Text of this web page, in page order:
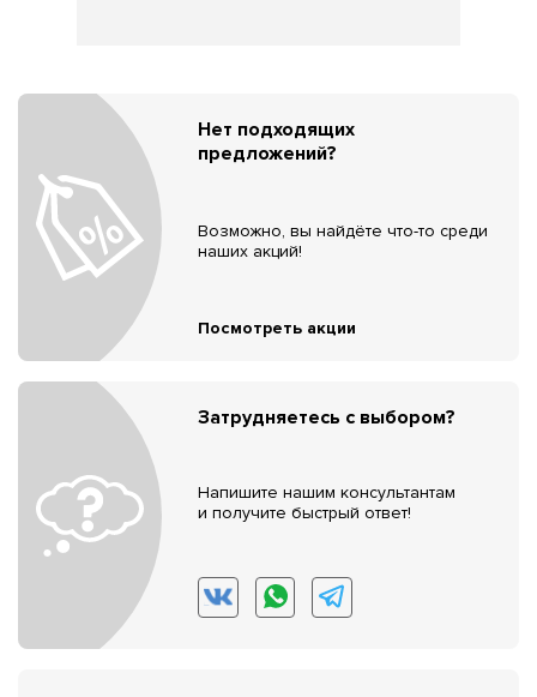
Нет подходящих
предложений?
Возможно, вы найдёте что-то среди
наших акций!
Посмотреть акции
Затрудняетесь с выбором?
Напишите нашим консультантам
и получите быстрый ответ!